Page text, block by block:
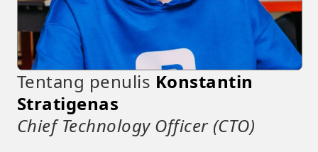
Tentang penulis Konstantin
Stratigenas
Chief Technology Officer (CTO)